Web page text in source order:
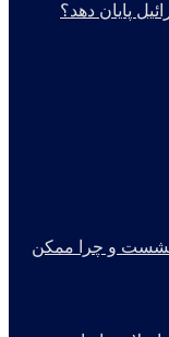
پایان دهد؟
نشست و چرا ممکن